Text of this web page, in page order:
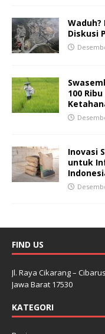
Waduh?
Diskusi
100
Inovasi
untuk
FIND US
Jl. Raya Cikarang –
Jawa Barat 17530
KATEGORI